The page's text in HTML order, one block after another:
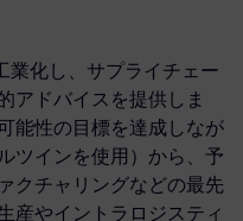
業化し、サプライチェー
アドバイスを提供しま
能性の目標を達成しなが
ツインを使用）から、予
クチャリングなどの最先
産やイントラロジスティ